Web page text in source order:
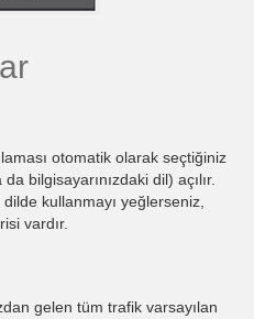
otomatik olarak seçtiğiniz
bilgisayarınızdaki dil) açılır.
kullanmayı yeğlerseniz,
vardır.
gelen tüm trafik varsayılan